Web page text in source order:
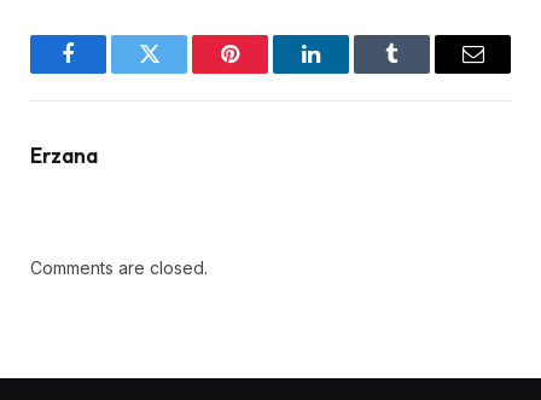
FacebookTwitter Pinterest LinkedInTumblr Email
Erzana
Comments are closed.